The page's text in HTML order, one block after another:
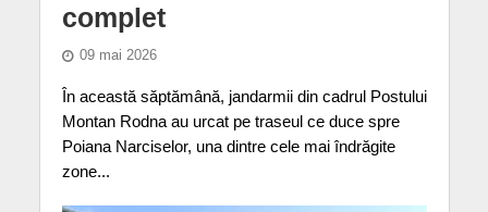
complet
09 mai 2026
În această săptămână, jandarmii din cadrul Postului
Montan Rodna au urcat pe traseul ce duce spre
Poiana Narciselor, una dintre cele mai îndrăgite
zone...